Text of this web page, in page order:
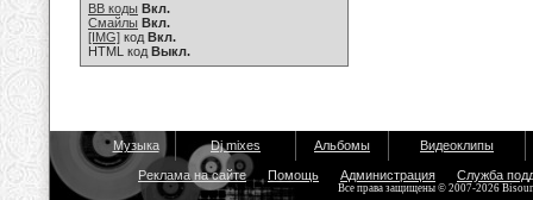
BB коды Вкл.
Смайлы Вкл.
[IMG] код Вкл.
HTML код Выкл.
Музыка Dj mixes Альбомы Видеоклипы
Реклама на сайте Помощь Администрация Служба
Все права защищены © 2007-2026